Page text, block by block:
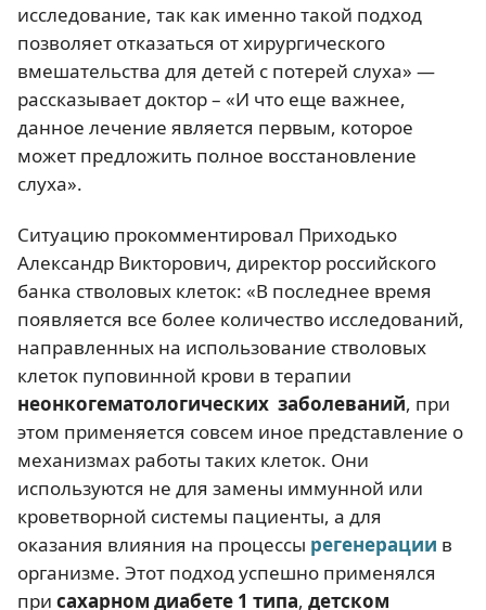
исследование, так как именно такой подход
позволяет отказаться от хирургического
вмешательства для детей с потерей слуха» —
рассказывает доктор – «И что еще важнее,
данное лечение является первым, которое
может предложить полное восстановление
слуха».
Ситуацию прокомментировал Приходько
Александр Викторович, директор российского
банка стволовых клеток: «В последнее время
появляется все более количество исследований,
направленных на использование стволовых
клеток пуповинной крови в терапии
неонкогематологических заболеваний, при
этом применяется совсем иное представление о
механизмах работы таких клеток. Они
используются не для замены иммунной или
кроветворной системы пациенты, а для
оказания влияния на процессы регенерации в
организме. Этот подход успешно применялся
при сахарном диабете 1 типа, детском